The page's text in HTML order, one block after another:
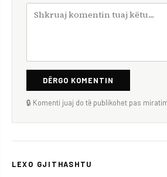
DËRGO KOMENTIN
🔒 Komenti juaj do të publikohet pas
LEXO GJITHASHTU